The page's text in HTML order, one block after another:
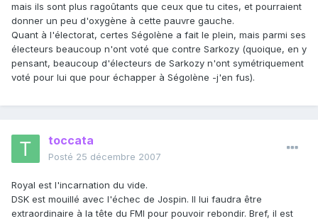
mais ils sont plus ragoûtants que ceux que tu cites, et pourraient
donner un peu d'oxygène à cette pauvre gauche.
Quant à l'électorat, certes Ségolène a fait le plein, mais parmi ses
électeurs beaucoup n'ont voté que contre Sarkozy (quoique, en y
pensant, beaucoup d'électeurs de Sarkozy n'ont symétriquement
voté pour lui que pour échapper à Ségolène -j'en fus).
toccata
Posté 25 décembre 2007
Royal est l'incarnation du vide.
DSK est mouillé avec l'échec de Jospin. Il lui faudra être
extraordinaire à la tête du FMI pour pouvoir rebondir. Bref, il est